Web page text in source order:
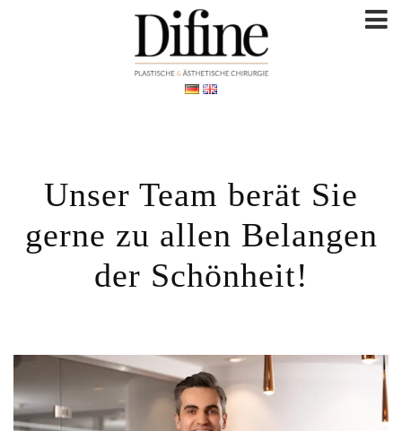
Unser Team berät Sie
gerne zu allen Belangen
der Schönheit!